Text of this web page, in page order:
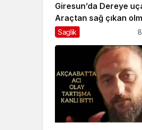
Giresun’da Dereye
Araçtan sağ çıkan
Saglik